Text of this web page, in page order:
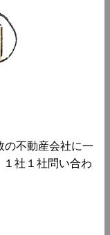
不動産会社に一
社１社問い合わ